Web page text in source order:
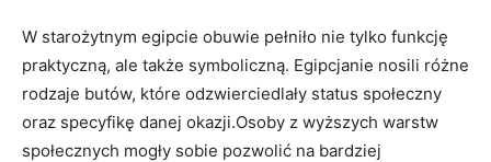
W starożytnym egipcie​ obuwie pełniło‌ nie tylko funkcję
‌praktyczną, ale także symboliczną. Egipcjanie nosili różne
rodzaje butów, które ​odzwierciedlały status‍ społeczny
oraz ⁢specyfikę‍ danej okazji.Osoby⁤ z wyższych warstw
⁣społecznych mogły⁣ sobie pozwolić na bardziej